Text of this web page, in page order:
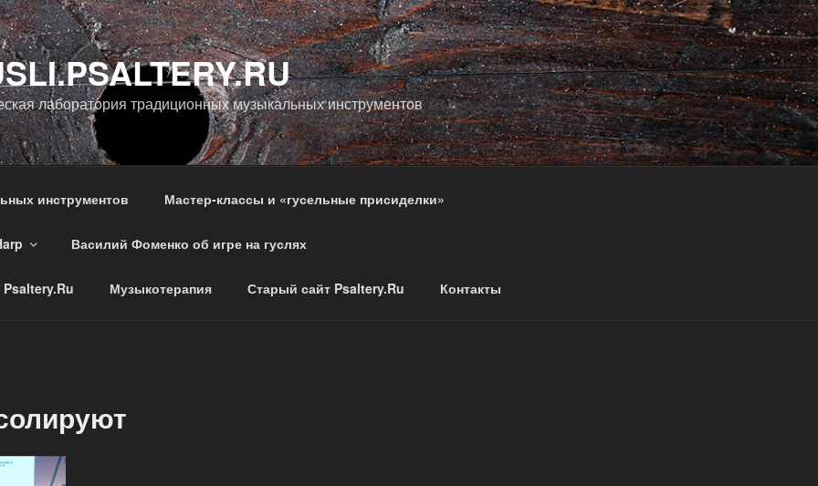
лаборатория традиционных музыкальных инструментов
инструментов Мастер-классы и «гусельные присиделки»
Василий Фоменко об игре на гуслях
Музыкотерапия Старый сайт Psaltery.Ru Контакты